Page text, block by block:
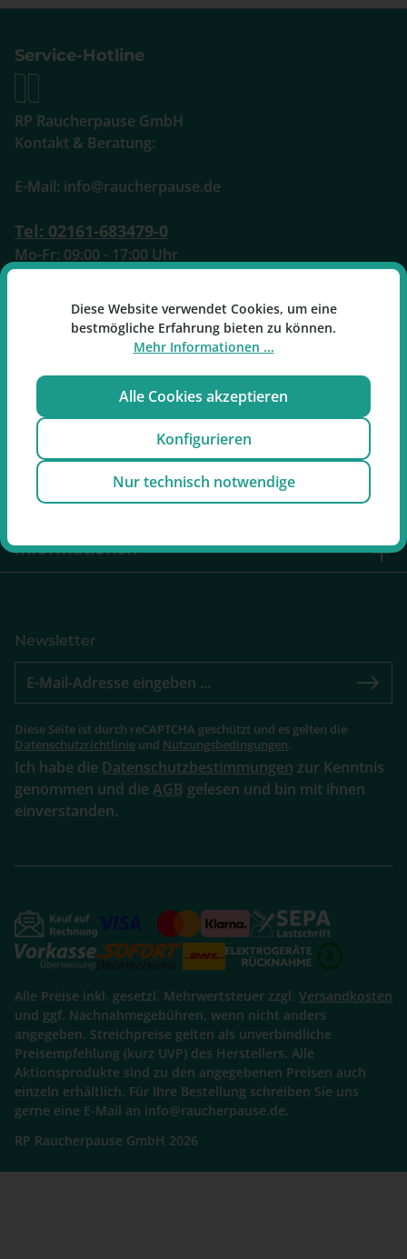
Service-Hotline
RP Raucherpause GmbH
Kontakt & Beratung:
E-Mail: info@raucherpause.de
Tel: 02161-683479-0
Mo-Fr: 09:00 - 17:00 Uhr
Oder über unserKontaktformular.
Vertrag widerrufen
Service
Retouren
Informationen
Newsletter
Diese Seite ist durch reCAPTCHA geschützt und es gelten die
Datenschutzrichtlinie und Nutzungsbedingungen.
Ich habe die Datenschutzbestimmungen zur Kenntnis
genommen und die AGB gelesen und bin mit ihnen
einverstanden.
Alle Preise inkl. gesetzl. Mehrwertsteuer zzgl. Versandkosten
und ggf. Nachnahmegebühren, wenn nicht anders
angegeben. Streichpreise gelten als unverbindliche
Preisempfehlung (kurz UVP) des Herstellers. Alle
Aktionsprodukte sind zu den angegebenen Preisen auch
einzeln erhältlich. Für Ihre Bestellung schreiben Sie uns
gerne eine E-Mail an info@raucherpause.de.
RP Raucherpause GmbH 2026
Diese Website verwendet Cookies, um eine
bestmögliche Erfahrung bieten zu können.
Mehr Informationen ...
Alle Cookies akzeptieren
Konfigurieren
Nur technisch notwendige